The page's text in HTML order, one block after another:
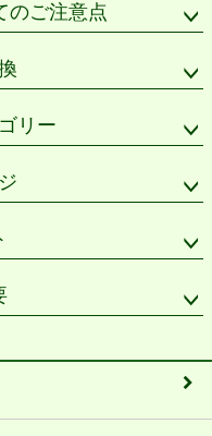
のご注意点
リー